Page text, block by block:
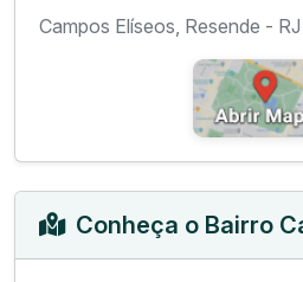
Campos Elíseos, Resende - RJ
Conheça o Bairro